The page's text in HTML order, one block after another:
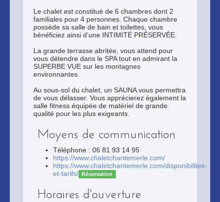
Le chalet est constitué de 6 chambres dont 2
familiales pour 4 personnes. Chaque chambre
possède sa salle de bain et toilettes, vous
bénéficiez ainsi d'une INTIMITÉ PRÉSERVÉE.
La grande terrasse abritée, vous attend pour
vous détendre dans le SPA tout en admirant la
SUPERBE VUE sur les montagnes
environnantes.
Au sous-sol du chalet, un SAUNA vous permettra
de vous délasser. Vous apprécierez également la
salle fitness équipée de matériel de grande
qualité pour les plus exigeants.
Moyens de communication
Téléphone : 06 81 93 14 95
https://www.chaletchantemerle.com/
https://www.chaletchantemerle.com/disponibilites-
et-tarifs/ Réservation
Horaires d'ouverture